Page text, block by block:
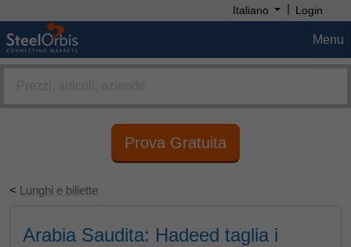
Italiano | Login
Menu
Prova Gratuita
< Lunghi e billette
Arabia Saudita: Hadeed taglia i